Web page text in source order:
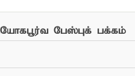
பேஸ்புக் பக்கம்